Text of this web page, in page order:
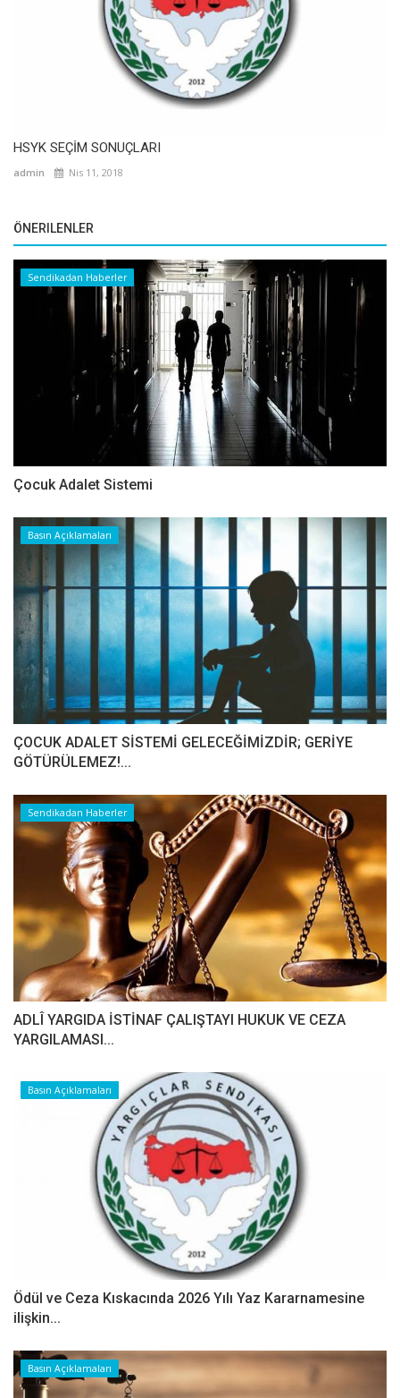
HSYK SEÇİM SONUÇLARI
admin Nis 11, 2018
ÖNERILENLER
Sendikadan Haberler
Çocuk Adalet Sistemi
Basın Açıklamaları
ÇOCUK ADALET SİSTEMİ GELECEĞİMİZDİR; GERİYE
GÖTÜRÜLEMEZ!...
Sendikadan Haberler
ADLÎ YARGIDA İSTİNAF ÇALIŞTAYI HUKUK VE CEZA
YARGILAMASI...
Basın Açıklamaları
Ödül ve Ceza Kıskacında 2026 Yılı Yaz Kararnamesine
ilişkin...
Basın Açıklamaları